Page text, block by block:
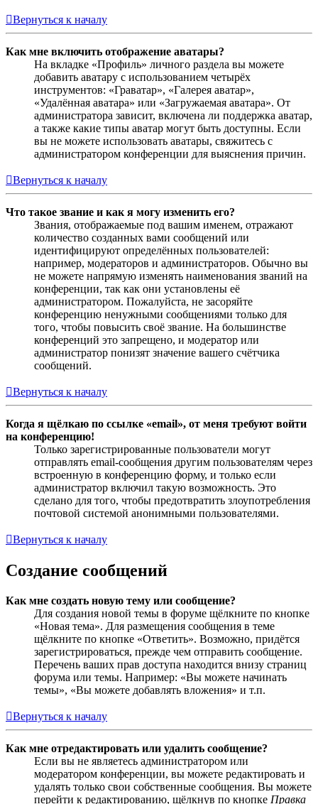
Вернуться к началу
Как мне включить отображение аватары?
На вкладке «Профиль» личного раздела вы можете
добавить аватару с использованием четырёх
инструментов: «Граватар», «Галерея аватар»,
«Удалённая аватара» или «Загружаемая аватара». От
администратора зависит, включена ли поддержка аватар,
а также какие типы аватар могут быть доступны. Если
вы не можете использовать аватары, свяжитесь с
администратором конференции для выяснения причин.
Вернуться к началу
Что такое звание и как я могу изменить его?
Звания, отображаемые под вашим именем, отражают
количество созданных вами сообщений или
идентифицируют определённых пользователей:
например, модераторов и администраторов. Обычно вы
не можете напрямую изменять наименования званий на
конференции, так как они установлены её
администратором. Пожалуйста, не засоряйте
конференцию ненужными сообщениями только для
того, чтобы повысить своё звание. На большинстве
конференций это запрещено, и модератор или
администратор понизят значение вашего счётчика
сообщений.
Вернуться к началу
Когда я щёлкаю по ссылке «email», от меня требуют войти
на конференцию!
Только зарегистрированные пользователи могут
отправлять email-сообщения другим пользователям через
встроенную в конференцию форму, и только если
администратор включил такую возможность. Это
сделано для того, чтобы предотвратить злоупотребления
почтовой системой анонимными пользователями.
Вернуться к началу
Создание сообщений
Как мне создать новую тему или сообщение?
Для создания новой темы в форуме щёлкните по кнопке
«Новая тема». Для размещения сообщения в теме
щёлкните по кнопке «Ответить». Возможно, придётся
зарегистрироваться, прежде чем отправить сообщение.
Перечень ваших прав доступа находится внизу страниц
форума или темы. Например: «Вы можете начинать
темы», «Вы можете добавлять вложения» и т.п.
Вернуться к началу
Как мне отредактировать или удалить сообщение?
Если вы не являетесь администратором или
модератором конференции, вы можете редактировать и
удалять только свои собственные сообщения. Вы можете
перейти к редактированию, щёлкнув по кнопке Правка